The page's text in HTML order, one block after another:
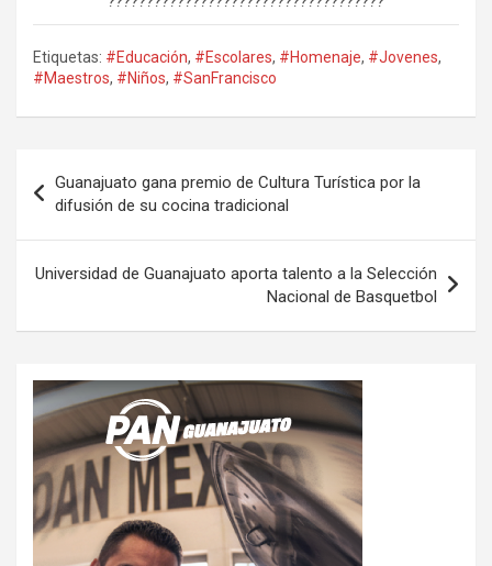
Etiquetas: #Educación, #Escolares, #Homenaje, #Jovenes,
#Maestros, #Niños, #SanFrancisco
de
entradas
Guanajuato gana premio de Cultura Turística por la
difusión de su cocina tradicional
Universidad de Guanajuato aporta talento a la Selección
Nacional de Basquetbol